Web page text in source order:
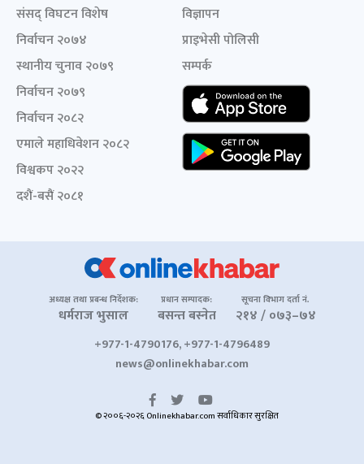
संसद् विघटन विशेष
निर्वाचन २०७४
स्थानीय चुनाव २०७९
निर्वाचन २०७९
निर्वाचन २०८२
एमाले महाधिवेशन २०८२
विश्वकप २०२२
दशैं-बसैं २०८१
विज्ञापन
प्राइभेसी पोलिसी
सम्पर्क
अध्यक्ष तथा प्रबन्ध निर्देशक:
धर्मराज भुसाल
प्रधान सम्पादक:
बसन्त बस्नेत
सूचना विभाग दर्ता नं.
२१४ / ०७३–७४
+977-1-4790176, +977-1-4796489
news@onlinekhabar.com
© २००६-२०२६ Onlinekhabar.com सर्वाधिकार सुरक्षित